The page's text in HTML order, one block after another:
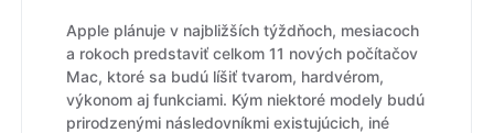
Apple plánuje v najbližších týždňoch, mesiacoch
a rokoch predstaviť celkom 11 nových počítačov
Mac, ktoré sa budú líšiť tvarom, hardvérom,
výkonom aj funkciami. Kým niektoré modely budú
prirodzenými následovníkmi existujúcich, iné